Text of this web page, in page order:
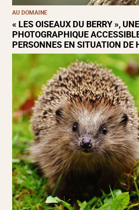
AU DOMAINE
« LES OISEAUX DU BERRY »,
PHOTOGRAPHIQUE
PERSONNES EN SITUATION DE